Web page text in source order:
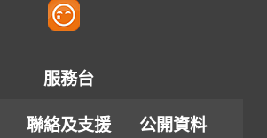
服務台
聯絡及支援
公開資料